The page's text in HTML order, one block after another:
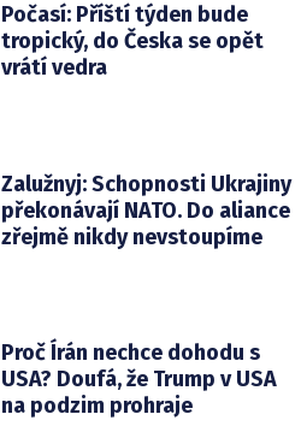
Počasí: Příští týden bude
tropický, do Česka se opět
vrátí vedra
Zalužnyj: Schopnosti Ukrajiny
překonávají NATO. Do aliance
zřejmě nikdy nevstoupíme
Proč Írán nechce dohodu s
USA? Doufá, že Trump v USA
na podzim prohraje